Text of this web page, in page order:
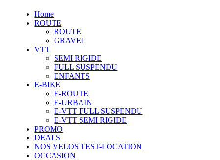
Home
ROUTE
ROUTE
GRAVEL
VTT
SEMI RIGIDE
FULL SUSPENDU
ENFANTS
E-BIKE
E-ROUTE
E-URBAIN
E-VTT FULL SUSPENDU
E-VTT SEMI RIGIDE
PROMO
DEALS
NOS VELOS TEST-LOCATION
OCCASION